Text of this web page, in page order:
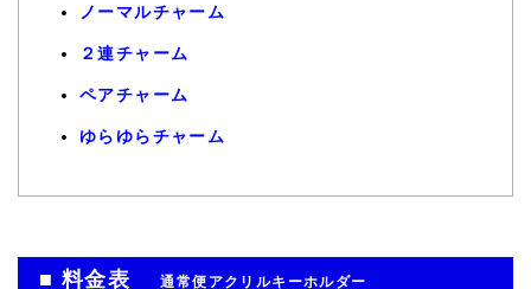
ノーマルチャーム
２連チャーム
ペアチャーム
ゆらゆらチャーム
■ 料金表 通常便アクリルキーホルダー